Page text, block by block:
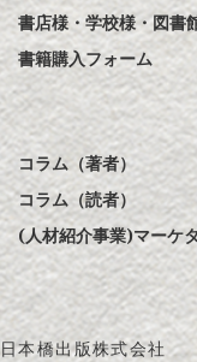
書店様・学校様・図書
書籍購入フォーム
コラム（著者）
コラム（読者）
(人材紹介事業)マーケ
日本橋出版株式会社